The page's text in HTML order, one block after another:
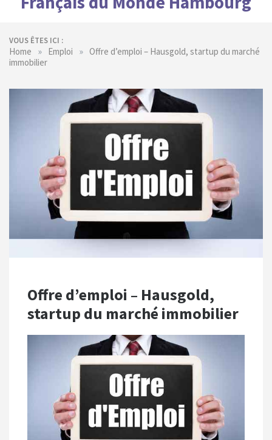
VOUS ÊTES ICI :
Home » Emploi » Offre d’emploi – Hausgold, startup du marché
immobilier
Offre d’emploi – Hausgold,
startup du marché immobilier